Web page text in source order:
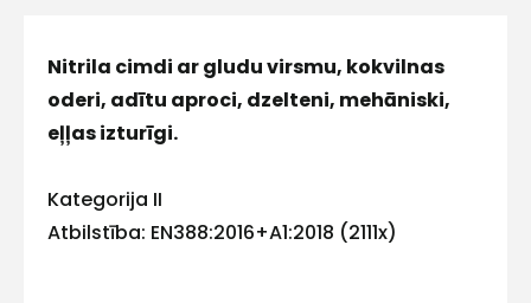
Nitrila cimdi ar gludu virsmu, kokvilnas
oderi, adītu aproci, dzelteni, mehāniski,
eļļas izturīgi.
Kategorija II
Atbilstība: EN388:2016+A1:2018 (2111x)
Vārds